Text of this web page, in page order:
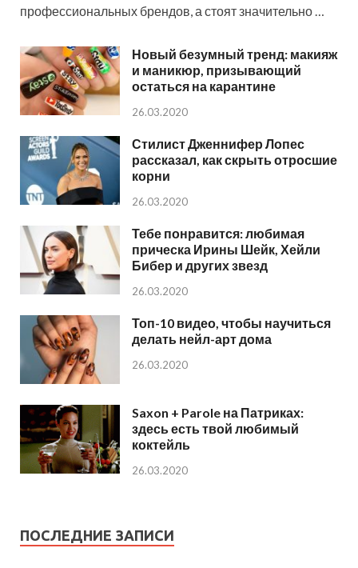
профессиональных брендов, а стоят значительно …
Новый безумный тренд: макияж
и маникюр, призывающий
остаться на карантине
26.03.2020
Стилист Дженнифер Лопес
рассказал, как скрыть отросшие
корни
26.03.2020
Тебе понравится: любимая
прическа Ирины Шейк, Хейли
Бибер и других звезд
26.03.2020
Топ-10 видео, чтобы научиться
делать нейл-арт дома
26.03.2020
Saxon + Parole на Патриках:
здесь есть твой любимый
коктейль
26.03.2020
ПОСЛЕДНИЕ ЗАПИСИ